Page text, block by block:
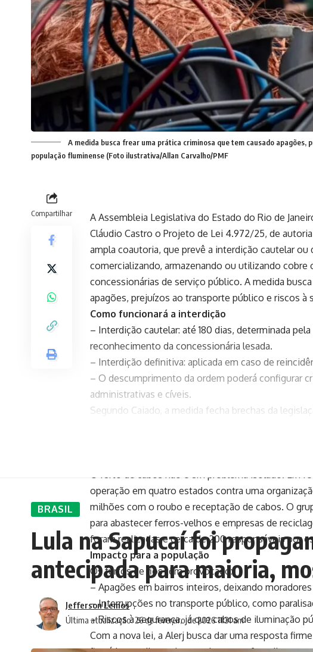
A medida busca frear uma prática criminosa que tem causado
população fluminense (Foto ilustrativa/Allan Carvalho/PMF
Compartilhar
A Assembleia Legislativa do Estado do Rio de
Cláudio Castro o Projeto de Lei 4.972/25, de
ampla coautoria, que prevê a interdição cautelar
comercializando, armazenando ou utilizando
concessionárias de serviço público. A medida
apagões, prejuízos ao transporte público e riscos à
Como funcionará a interdição
– Interdição cautelar: até 180 dias, determinada
reconhecimento da concessionária lesada.
– Interdição definitiva: aplicada em caso de
– O descumprimento da ordem poderá configurar
administrativas e cíveis.
Segundo Caiado, a medida fecha brechas da
contra ferros-velhos clandestinos e
O furto de cabos não é um problema isolado. Em
operação em quatro estados contra uma
milhões com o roubo e receptação de cabos. O
para abastecer ferros-velhos e empresas de
foram realizadas e cerca de 200 responsáveis por
Impacto para a população
Os furtos de fios têm provocado:
– Apagões em bairros inteiros, deixando
– Interrupções no transporte público, como
– Riscos à segurança, já que cabos de iluminação
Com a nova lei, a Alerj busca dar uma resposta
BRASIL
Lula na Sapucaí foi
antecipada para maioria,
Última atualização: 26 de fevereiro de 2026 11:31 am
Jefferson Lemos